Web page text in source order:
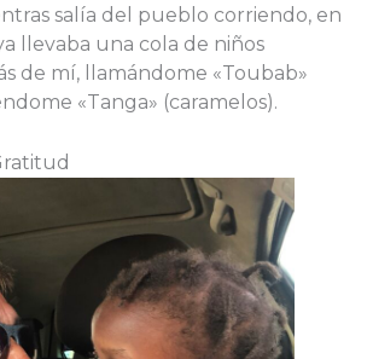
salía del pueblo corriendo, en
llevaba una cola de niños
de mí, llamándome «Toubab»
«Tanga» (caramelos).